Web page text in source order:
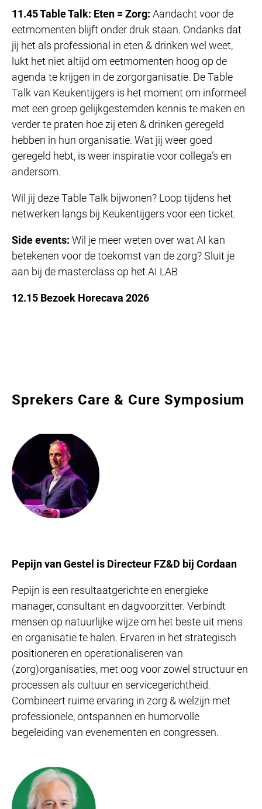
11.45 Table Talk: Eten = Zorg: Aandacht voor de
eetmomenten blijft onder druk staan. Ondanks dat
jij het als professional in eten & drinken wel weet,
lukt het niet altijd om eetmomenten hoog op de
agenda te krijgen in de zorgorganisatie. De Table
Talk van Keukentijgers is het moment om informeel
met een groep gelijkgestemden kennis te maken en
verder te praten hoe zij eten & drinken geregeld
hebben in hun organisatie. Wat jij weer goed
geregeld hebt, is weer inspiratie voor collega’s en
andersom.
Wil jij deze Table Talk bijwonen? Loop tijdens het
netwerken langs bij Keukentijgers voor een ticket.
Side events: Wil je meer weten over wat AI kan
betekenen voor de toekomst van de zorg? Sluit je
aan bij de masterclass op het AI LAB
12.15 Bezoek Horecava 2026
Sprekers Care & Cure Symposium
Pepijn van Gestel is Directeur FZ&D bij Cordaan
Pepijn is een resultaatgerichte en energieke
manager, consultant en dagvoorzitter. Verbindt
mensen op natuurlijke wijze om het beste uit mens
en organisatie te halen. Ervaren in het strategisch
positioneren en operationaliseren van
(zorg)organisaties, met oog voor zowel structuur en
processen als cultuur en servicegerichtheid.
Combineert ruime ervaring in zorg & welzijn met
professionele, ontspannen en humorvolle
begeleiding van evenementen en congressen.